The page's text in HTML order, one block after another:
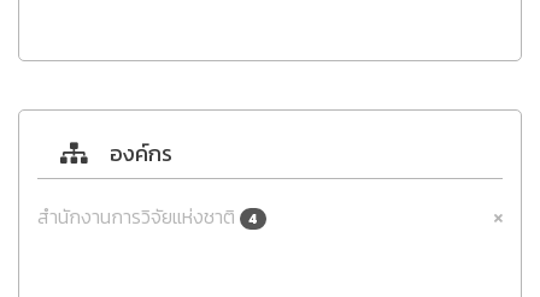
องค์กร
สำนักงานการวิจัยแห่งชาติ 4